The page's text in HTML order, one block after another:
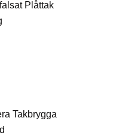
Plåttak
Takbrygga